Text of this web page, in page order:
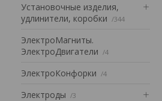
Установочные изделия,
удлинители, коробки
344
ЭлектроМагниты.
ЭлектроДвигатели
4
ЭлектроКонфорки 4
Электроды 3